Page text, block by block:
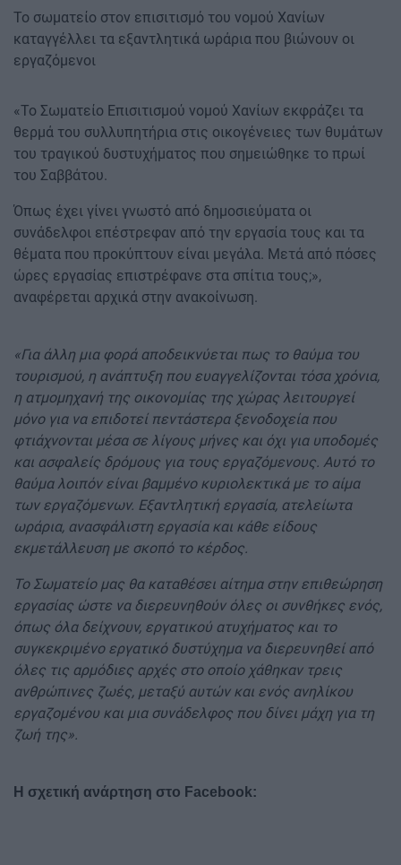
Το σωματείο στον επισιτισμό του νομού Χανίων
καταγγέλλει τα εξαντλητικά ωράρια που βιώνουν οι
εργαζόμενοι
«Το Σωματείο Επισιτισμού νομού Χανίων εκφράζει τα
θερμά του συλλυπητήρια στις οικογένειες των θυμάτων
του τραγικού δυστυχήματος που σημειώθηκε το πρωί
του Σαββάτου.
Όπως έχει γίνει γνωστό από δημοσιεύματα οι
συνάδελφοι επέστρεφαν από την εργασία τους και τα
θέματα που προκύπτουν είναι μεγάλα. Μετά από πόσες
ώρες εργασίας επιστρέφανε στα σπίτια τους;»,
αναφέρεται αρχικά στην ανακοίνωση.
«Για άλλη μια φορά αποδεικνύεται πως το θαύμα του
τουρισμού, η ανάπτυξη που ευαγγελίζονται τόσα χρόνια,
η ατμομηχανή της οικονομίας της χώρας λειτουργεί
μόνο για να επιδοτεί πεντάστερα ξενοδοχεία που
φτιάχνονται μέσα σε λίγους μήνες και όχι για υποδομές
και ασφαλείς δρόμους για τους εργαζόμενους. Αυτό το
θαύμα λοιπόν είναι βαμμένο κυριολεκτικά με το αίμα
των εργαζόμενων. Εξαντλητική εργασία, ατελείωτα
ωράρια, ανασφάλιστη εργασία και κάθε είδους
εκμετάλλευση με σκοπό το κέρδος.
Το Σωματείο μας θα καταθέσει αίτημα στην επιθεώρηση
εργασίας ώστε να διερευνηθούν όλες οι συνθήκες ενός,
όπως όλα δείχνουν, εργατικού ατυχήματος και το
συγκεκριμένο εργατικό δυστύχημα να διερευνηθεί από
όλες τις αρμόδιες αρχές στο οποίο χάθηκαν τρεις
ανθρώπινες ζωές, μεταξύ αυτών και ενός ανηλίκου
εργαζομένου και μια συνάδελφος που δίνει μάχη για τη
ζωή της».
Η σχετική ανάρτηση στο Facebook: